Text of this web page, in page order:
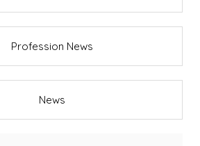
Profession News
News